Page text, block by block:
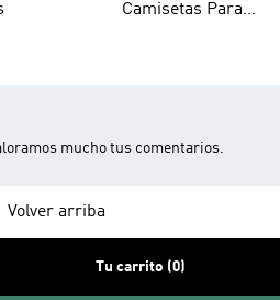
Camisetas Para
mucho tus comentarios.
Volver arriba
Tu carrito (0)